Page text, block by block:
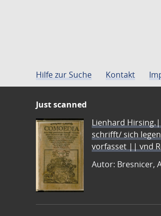
Hilfe zur Suche Kontakt
Just scanned
Lienhard
schrifft/ sich
vorfasset || vnd
Autor: Bresnicer,